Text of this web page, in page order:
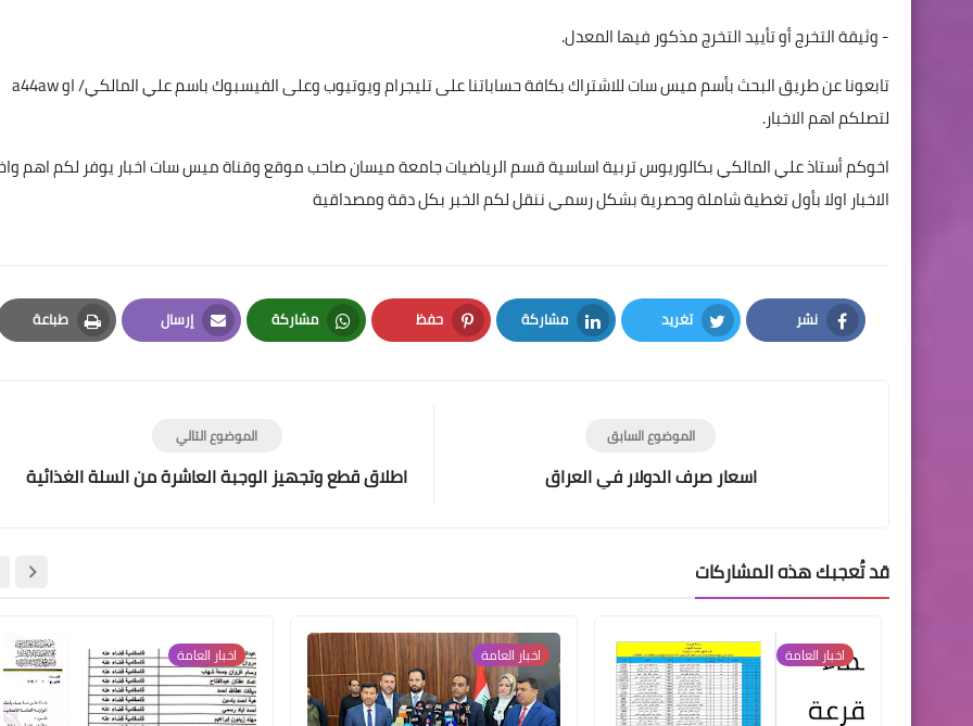
- وثيقة التخرج أو تأييد التخرج مذكور فيها المعدل.
تابعونا عن طريق البحث بأسم ميس سات للاشتراك بكافة حساباتنا على تليجرام ويوتيوب وعلى الفيسبوك باسم علي المالكي/ او a44aw
لتصلكم اهم الاخبار.
اخوكم أستاذ علي المالكي بكالوريوس تربية اساسية قسم الرياضيات جامعة ميسان صاحب موقع وقناة ميس سات اخبار يوفر لكم اهم
الاخبار اولا بأول تغطية شاملة وحصرية بشكل رسمي ننقل لكم الخبر بكل دقة ومصداقية
نشر
Facebook
تغريد
Twitter
مشاركة
LinkedIn
حفظ
Pinterest
مشاركة
Whatsapp
إرسال
Email
طباعة
Print
الموضوع التالي
اطلاق قطع وتجهيز الوجبة العاشرة من السلة الغذائية
الموضوع السابق
اسعار صرف الدولار في العراق
قد تُعجبك هذه المشاركات
اخبار العامة اخبار العامة اخبار العامة
علي المالكي
09 يوليو 2021